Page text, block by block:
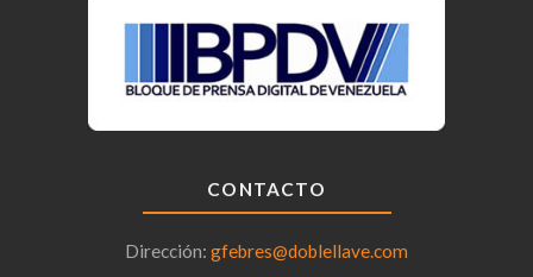
CONTACTO
Dirección: gfebres@doblellave.com